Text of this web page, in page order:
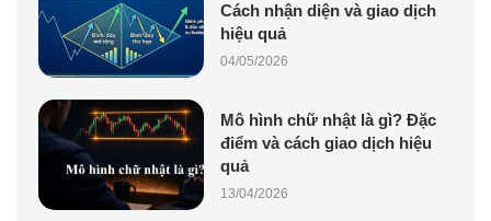
Cách nhận diện và giao dịch
hiệu quả
04/05/2026
Mô hình chữ nhật là gì? Đặc
điểm và cách giao dịch hiệu
quả
13/04/2026